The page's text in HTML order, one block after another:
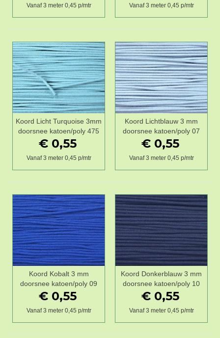
Vanaf 3 meter 0,45 p/mtr Vanaf 3 meter 0,45 p/mtr
Koord Licht Turquoise 3mm
doorsnee katoen/poly 475
€ 0,55
Vanaf 3 meter 0,45 p/mtr
Koord Lichtblauw 3 mm
doorsnee katoen/poly 07
€ 0,55
Vanaf 3 meter 0,45 p/mtr
Koord Kobalt 3 mm
doorsnee katoen/poly 09
€ 0,55
Vanaf 3 meter 0,45 p/mtr
Koord Donkerblauw 3 mm
doorsnee katoen/poly 10
€ 0,55
Vanaf 3 meter 0,45 p/mtr